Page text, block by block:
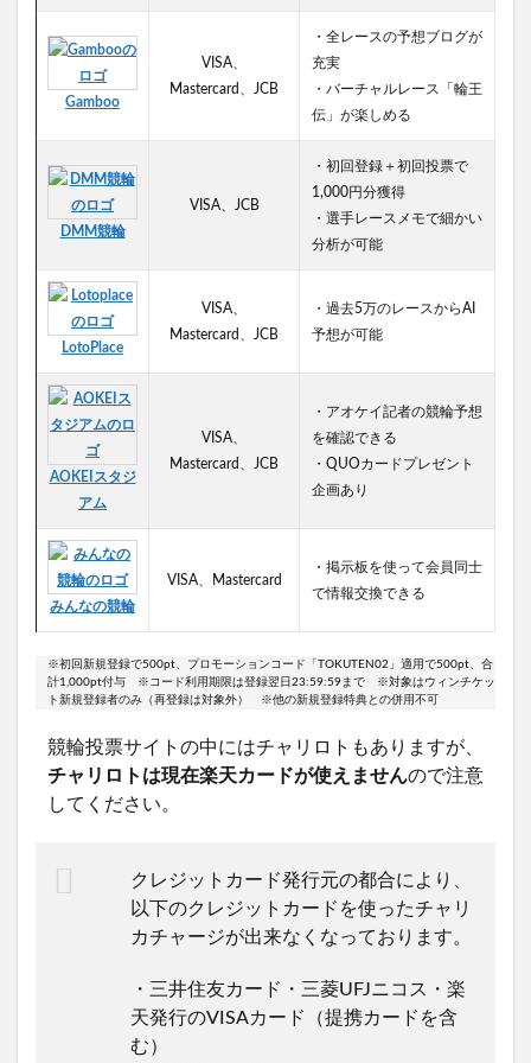
Gamboo
VISA、
Mastercard、JCB
・全レースの予想ブログが
充実
・バーチャルレース「輪王
伝」が楽しめる
DMM競輪
VISA、JCB
・初回登録＋初回投票で
1,000円分獲得
・選手レースメモで細かい
分析が可能
LotoPlace
VISA、
Mastercard、JCB
・過去5万のレースからAI
予想が可能
AOKEIスタジ
アム
VISA、
Mastercard、JCB
・アオケイ記者の競輪予想
を確認できる
・QUOカードプレゼント
企画あり
みんなの競輪
VISA、Mastercard
・掲示板を使って会員同士
で情報交換できる
※初回新規登録で500pt、プロモーションコード「TOKUTEN02」適用で500pt、合
計1,000pt付与 ※コード利用期限は登録翌日23:59:59まで ※対象はウィンチケッ
ト新規登録者のみ（再登録は対象外） ※他の新規登録特典との併用不可
競輪投票サイトの中にはチャリロトもありますが、
チャリロトは現在楽天カードが使えませんので注意
してください。
クレジットカード発行元の都合により、
以下のクレジットカードを使ったチャリ
カチャージが出来なくなっております。
・三井住友カード・三菱UFJニコス・楽
天発行のVISAカード（提携カードを含
む）